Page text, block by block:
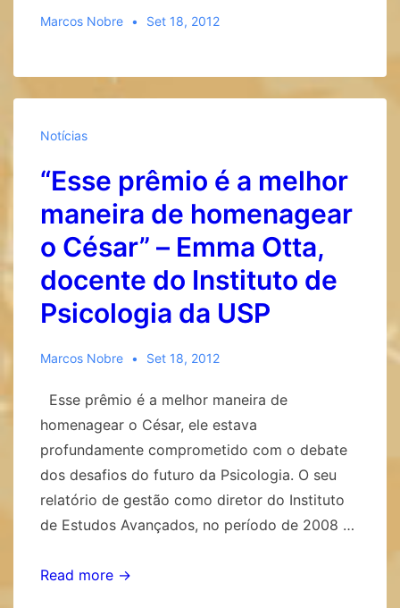
Marcos Nobre Set 18, 2012
Notícias
“Esse prêmio é a melhor
maneira de homenagear
o César” – Emma Otta,
docente do Instituto de
Psicologia da USP
Marcos Nobre Set 18, 2012
Esse prêmio é a melhor maneira de
homenagear o César, ele estava
profundamente comprometido com o debate
dos desafios do futuro da Psicologia. O seu
relatório de gestão como diretor do Instituto
de Estudos Avançados, no período de 2008 …
“Esse
Read more →